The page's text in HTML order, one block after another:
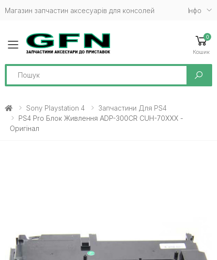
Магазин запчастин аксесуарів для консолей Iнфо
Toggle mobile menu
0
Кошик
Search
Sony Playstation 4
Запчастини Для PS4
PS4 Pro Блок Живлення ADP-300CR CUH-70XXX -
Оригінал